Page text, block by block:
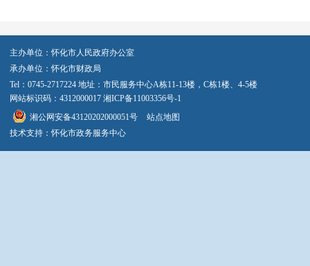
主办单位：怀化市人民政府办公室
承办单位：怀化市财政局
Tel：0745-2717224 地址：市民服务中心A栋11-13楼，C栋1楼、4-5楼
网站标识码：4312000017 湘ICP备11003356号-1
湘公网安备43120202000051号
站点地图
技术支持：怀化市政务服务中心